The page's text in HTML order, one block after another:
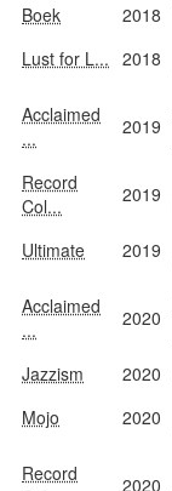
Boek 2018
Lust for L... 2018
Acclaimed
...
2019
Record
Col...
2019
Ultimate 2019
Acclaimed
...
2020
Jazzism 2020
Mojo
2020
Record
2020